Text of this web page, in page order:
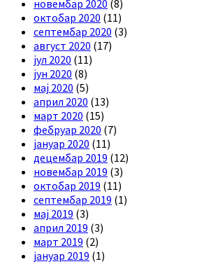
новембар 2020 (8)
октобар 2020 (11)
септембар 2020 (3)
август 2020 (17)
јул 2020 (11)
јун 2020 (8)
мај 2020 (5)
април 2020 (13)
март 2020 (15)
фебруар 2020 (7)
јануар 2020 (11)
децембар 2019 (12)
новембар 2019 (3)
октобар 2019 (11)
септембар 2019 (1)
мај 2019 (3)
април 2019 (3)
март 2019 (2)
јануар 2019 (1)